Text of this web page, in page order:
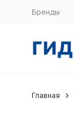
Бренды
Главная